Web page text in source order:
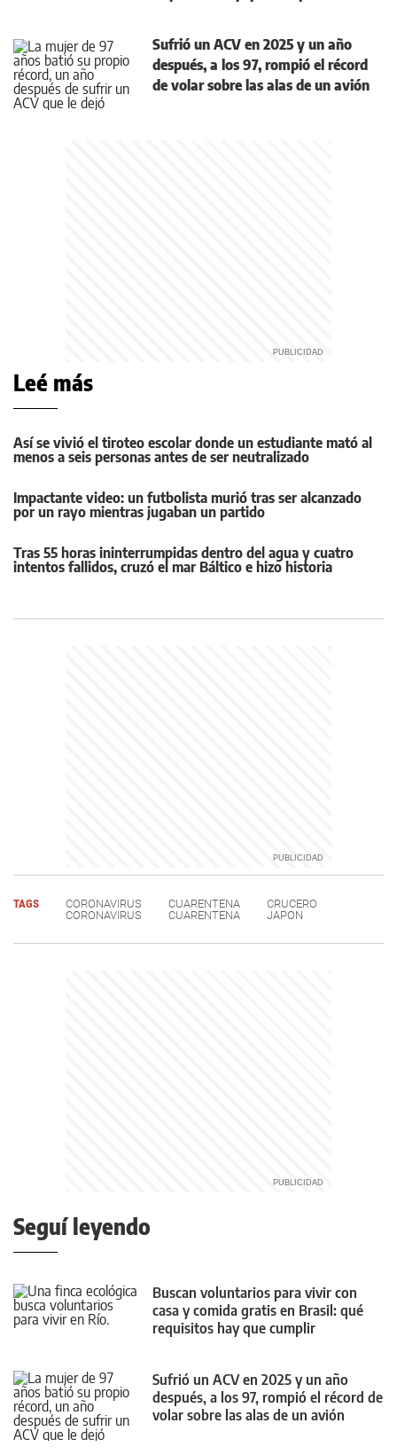
Sufrió un ACV en 2025 y un año
después, a los 97, rompió el récord
de volar sobre las alas de un avión
Leé más
Así se vivió el tiroteo escolar donde un estudiante mató al
menos a seis personas antes de ser neutralizado
Impactante video: un futbolista murió tras ser alcanzado
por un rayo mientras jugaban un partido
Tras 55 horas ininterrumpidas dentro del agua y cuatro
intentos fallidos, cruzó el mar Báltico e hizo historia
TAGS CORONAVIRUS CUARENTENA
CRUCERO
CORONAVIRUS
CUARENTENA JAPON
Seguí leyendo
Buscan voluntarios para vivir con
casa y comida gratis en Brasil: qué
requisitos hay que cumplir
Sufrió un ACV en 2025 y un año
después, a los 97, rompió el récord de
volar sobre las alas de un avión